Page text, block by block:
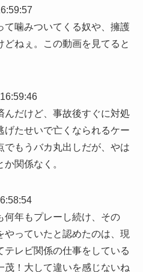
て噛みついてくる奴や、擁護
どねぇ。この動画を見てると
んだけど、事故後すぐに対処
げたせいで亡くなられるケー
でもうバカ丸出しだが、やは
関係なく。
何年もプレーし続け、その
やっていたと認めたのは、現
レビ関係の仕事をしている
茂！大して違いを感じないね